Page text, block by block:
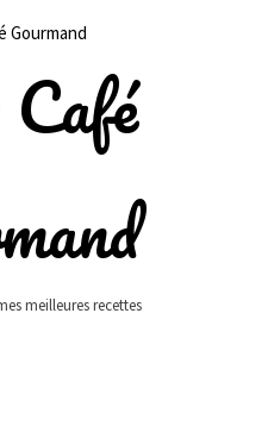
meilleures recettes